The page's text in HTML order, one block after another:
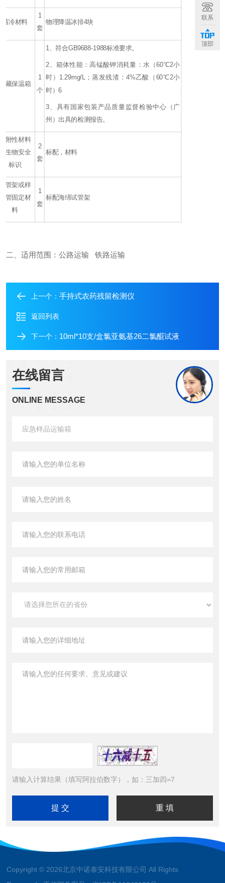
蓄冷材料
1
套
物理降温冰排4块
藏保温箱
1
个
1、符合GB9688-1988标准要求。
2、箱体性能：高锰酸钾消耗量：水（60℃2小
时）1.29mg/L；蒸发残渣：4%乙酸（60℃2小
时）6
3、具有国家包装产品质量监督检验中心（广
州）出具的检测报告。
附性材料
生物安全
标识
2
套
标配，材料
管架或样
管固定材
料
1
套
标配海绵试管架
二、 适用范围：公路运输 铁路运输
上一个： 手持式农药残留检测仪
返回列表
下一个： 10ml*10支/盒氯亚氨基26二氯醌试液
在线留言
ONLINE MESSAGE
请输入计算结果（填写阿拉伯数字），如：三加四=7
Copyright © 2026北京中诺泰安科技有限公司 All Rights
联系
顶部